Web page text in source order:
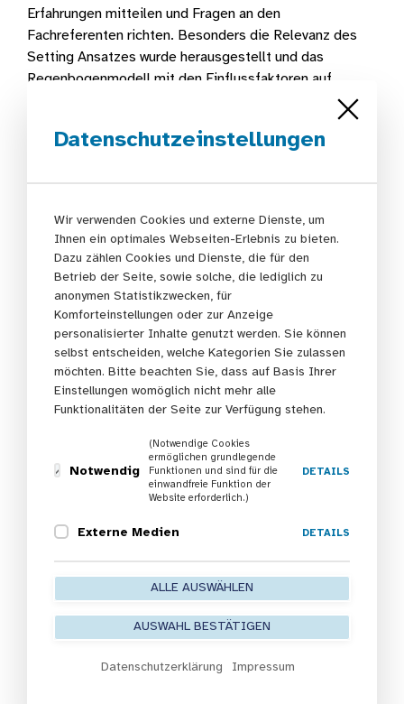
Erfahrungen mitteilen und Fragen an den
Fachreferenten richten. Besonders die Relevanz des
Setting Ansatzes wurde herausgestellt und das
Regenbogenmodell mit den Einflussfaktoren auf
Anschließend präsentierte Elisa Martini, Referentin
Kita – auf der Grundlage des BEP“ und stellte Inhalte
und Ergebnisse aus den Fortbildungen für Kita-
Leitungen und Kita-Fachberatungen sowie aus den
Beratungen für Träger im Rahmen des Projektes vor.
Insbesondere die Rolle von Leitungskräften und
Trägervertretungen für die Umsetzung eines
gesundheitsförderlichen Lebensumfeldes wurde
herausgestellt und die Wichtigkeit eines integrierten
Gesundheitsmanagements für die Kita-Teams.
und Kita-Fachberatungen werden auch im Jahr 2021
wieder angeboten. Eine Anmeldung ist ausschließlich
online möglich. Die Fortbildung ist als BEP-Fortbildung
Jugendhilfegesetzbuches (HKJGB) sowie für
Fachberatungen anerkannt.
Fortbildungstermine Gesundheitsfördernde Kita – auf
der Grundlage des BEP 2021
Gelegenheit das Gehörte vom Vormittag in
Datenschutzeinstellungen
Wir verwenden Cookies und externe Dienste, um
Ihnen ein optimales Webseiten-Erlebnis zu bieten.
Dazu zählen Cookies und Dienste, die für den
Betrieb der Seite, sowie solche, die lediglich zu
anonymen Statistikzwecken, für
Komforteinstellungen oder zur Anzeige
personalisierter Inhalte genutzt werden. Sie können
selbst entscheiden, welche Kategorien Sie zulassen
möchten. Bitte beachten Sie, dass auf Basis Ihrer
Einstellungen womöglich nicht mehr alle
Funktionalitäten der Seite zur Verfügung stehen.
Notwendig
(Notwendige Cookies
ermöglichen grundlegende
Funktionen und sind für die
einwandfreie Funktion der
Website erforderlich.)
DETAILS
Externe Medien DETAILS
ALLE AUSWÄHLEN
AUSWAHL BESTÄTIGEN
Datenschutzerklärung Impressum